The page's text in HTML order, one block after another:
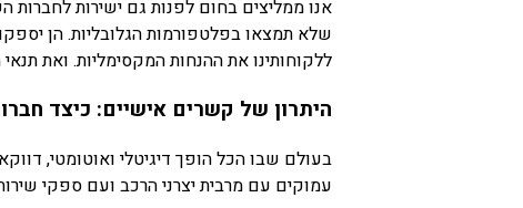
אנו ממליצים בחום לפנות גם ישירות לחברות
שלא תמצאו בפלטפורמות הגלובליות. הן
ללקוחותינו את ההנחות המקסימליות. ואת
היתרון של קשרים אישיים: כיצד
בעולם שבו הכל הופך דיגיטלי ואוטומטי,
עמוקים עם מרבית יצרני הרכב ועם ספקי